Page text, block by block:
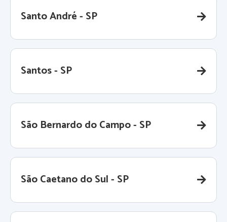
Santo André - SP
Santos - SP
São Bernardo do Campo - SP
São Caetano do Sul - SP